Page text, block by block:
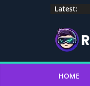
Latest:
HOME